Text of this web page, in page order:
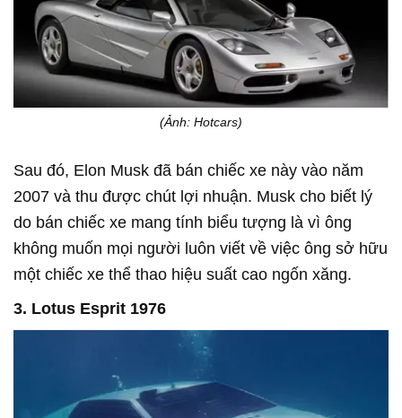
(Ảnh: Hotcars)
Sau đó, Elon Musk đã bán chiếc xe này vào năm
2007 và thu được chút lợi nhuận. Musk cho biết lý
do bán chiếc xe mang tính biểu tượng là vì ông
không muốn mọi người luôn viết về việc ông sở hữu
một chiếc xe thể thao hiệu suất cao ngốn xăng.
3. Lotus Esprit 1976